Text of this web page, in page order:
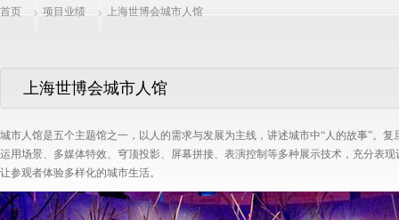
首页 项目业绩 上海世博会城市人馆
上海世博会城市人馆
城市人馆是五个主题馆之一，以人的需求与发展为主线，讲述城市中“人的故事”。
运用场景、多媒体特效、穹顶投影、屏幕拼接、表演控制等多种展示技术，充分表
让参观者体验多样化的城市生活。